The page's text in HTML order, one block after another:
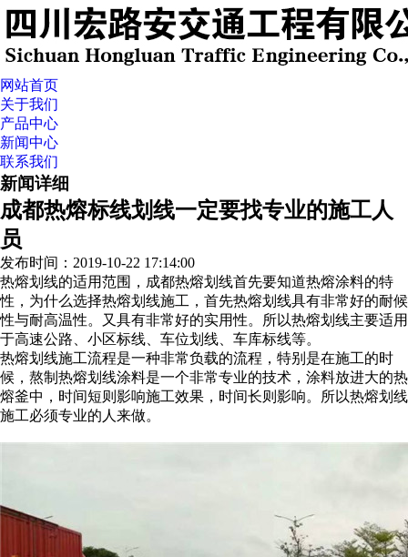
网站首页
关于我们
产品中心
新闻中心
联系我们
新闻详细
成都热熔标线划线一定要找专业的施工人
员
发布时间：2019-10-22 17:14:00
热熔划线的适用范围，成都热熔划线首先要知道热熔涂料的特
性，为什么选择热熔划线施工，首先热熔划线具有非常好的耐候
性与耐高温性。又具有非常好的实用性。所以热熔划线主要适用
于高速公路、小区标线、车位划线、车库标线等。
热熔划线施工流程是一种非常负载的流程，特别是在施工的时
候，熬制热熔划线涂料是一个非常专业的技术，涂料放进大的热
熔釜中，时间短则影响施工效果，时间长则影响。所以热熔划线
施工必须专业的人来做。